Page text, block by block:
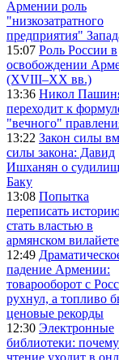
Армении роль
"низкозатратного
предприятия"
15:07 Роль России в
освобождении
(XVIII–XX вв.)
13:36 Никол
переходит к
"вечного"
13:22 Закон силы
силы закона: Давид
Ишханян о
Баку
13:08 Попытка
переписать
стать властью в
армянском вилайете
12:49
падение Армении:
товарооборот с
рухнул, а топливо
ценовые рекорды
12:30 Электронные
библиотеки: почему
чтение уходит в